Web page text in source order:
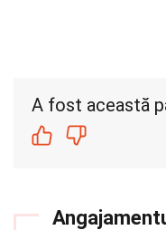
A fost această